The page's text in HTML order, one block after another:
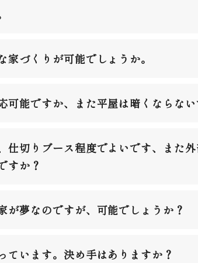
づくりが可能でしょうか。
可能ですか、また平屋は暗くならない
仕切りブース程度でよいです、また
すか？
が夢なのですが、可能でしょうか？
ています。決め手はありますか？